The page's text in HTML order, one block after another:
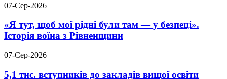
07-Сер-2026
«Я тут, щоб мої рідні були там — у безпеці».
Історія воїна з Рівненщини
07-Сер-2026
5,1 тис. вступників до закладів вищої освіти